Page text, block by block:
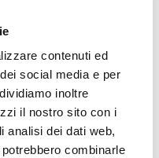
contenuti ed
social media e per
inoltre
il nostro sito con i
analisi dei dati web,
combinarle
si avvia il
i diritti di utilizzo
la parola e
Val Venosta*
di ricerca migliore
trovare anche